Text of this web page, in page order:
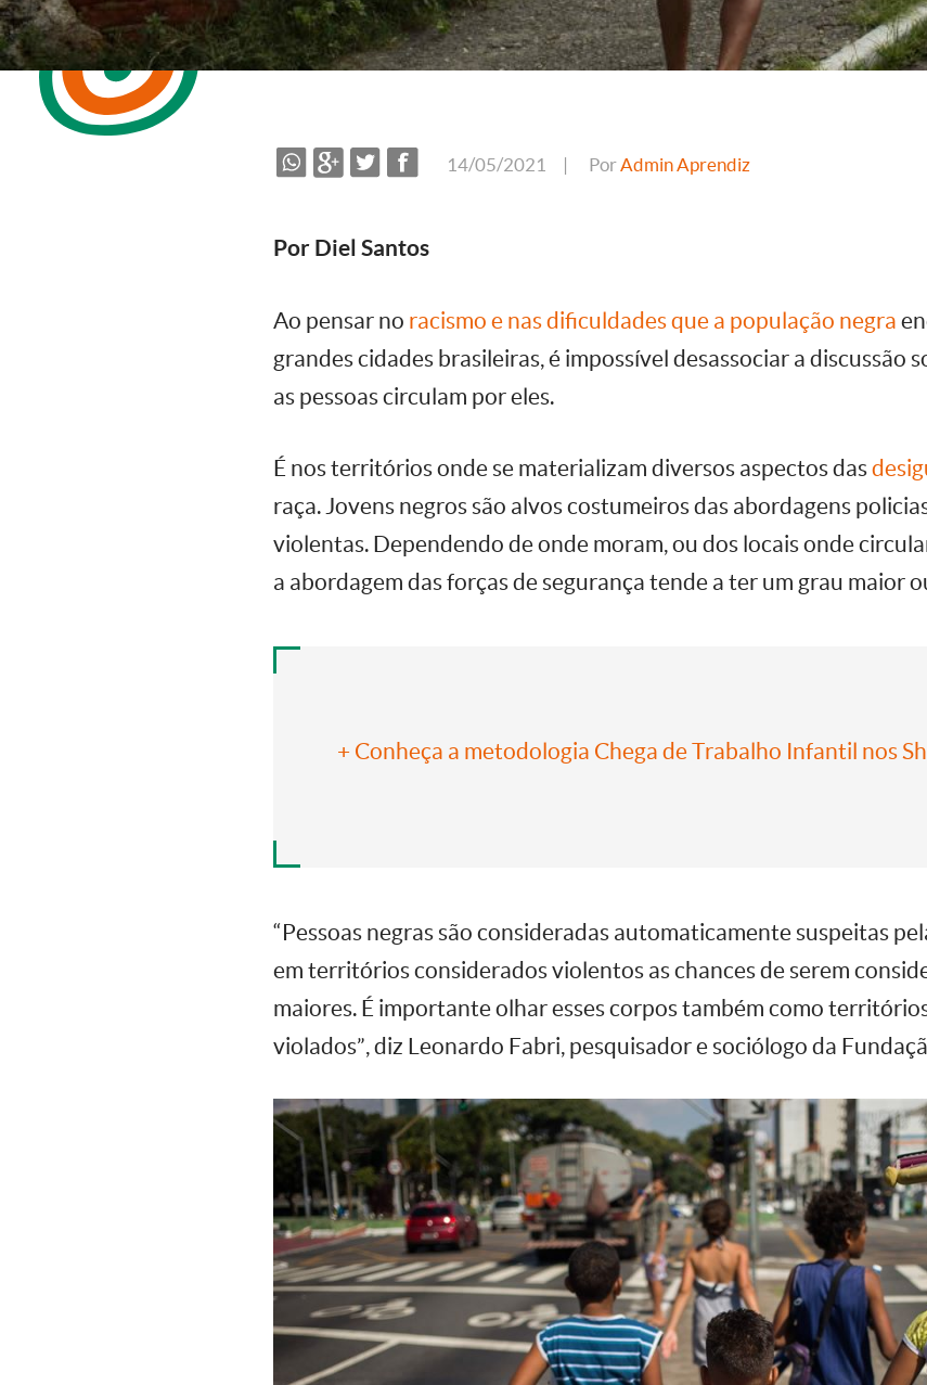
14/05/2021 Por Admin Aprendiz
Por Diel Santos
Ao pensar no racismo e nas dificuldades que a população negra
grandes cidades brasileiras, é impossível desassociar a discussão
as pessoas circulam por eles.
É nos territórios onde se materializam diversos aspectos das
raça. Jovens negros são alvos costumeiros das abordagens
violentas. Dependendo de onde moram, ou dos locais onde
a abordagem das forças de segurança tende a ter um grau maior
+ Conheça a metodologia Chega de Trabalho Infantil nos
“Pessoas negras são consideradas automaticamente suspeitas
em territórios considerados violentos as chances de serem
maiores. É importante olhar esses corpos também como
violados”, diz Leonardo Fabri, pesquisador e sociólogo da